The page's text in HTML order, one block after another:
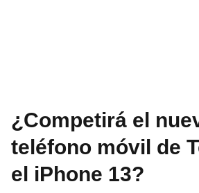
¿Competirá el
teléfono móvil de
el iPhone 13?